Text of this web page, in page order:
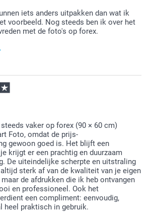
iets anders uitpakken dan wat ik
voorbeeld. Nog steeds ben ik over het
met de foto's op forex.
je review. Fijn om te horen dat je
Veel plezier van je bestelling!
vaker op forex (90 × 60 cm)
Foto, omdat de prijs-
gewoon goed is. Het blijft een
krijgt er een prachtig en duurzaam
De uiteindelijke scherpte en uitstraling
sterk af van de kwaliteit van je eigen
de afdrukken die ik heb ontvangen
en professioneel. Ook het
een compliment: eenvoudig,
heel praktisch in gebruik.